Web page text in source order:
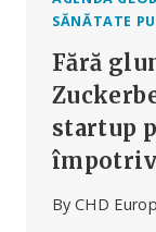
SĂNĂTATE
Fără
startup
By CHD